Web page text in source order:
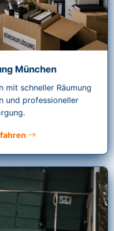
München
mit schneller Räumung
und professioneller